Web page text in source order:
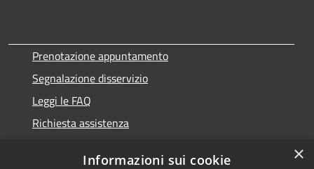
Prenotazione appuntamento
Segnalazione disservizio
Leggi le FAQ
Richiesta assistenza
×
Informazioni sui cookie